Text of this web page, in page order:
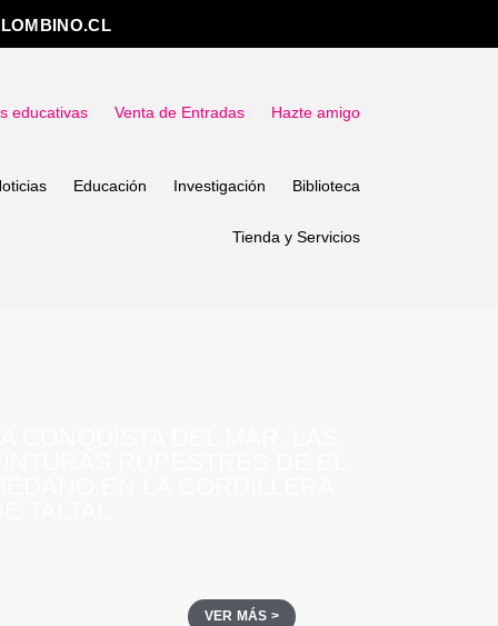
educativas Venta de Entradas Hazte amigo
Educación Investigación Biblioteca
Tienda y Servicios
VER MÁS >